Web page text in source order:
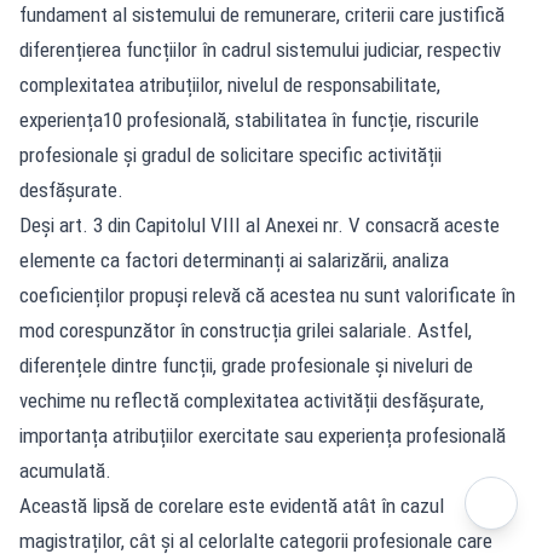
fundament al sistemului de remunerare, criterii care justifică
diferențierea funcțiilor în cadrul sistemului judiciar, respectiv
complexitatea atribuțiilor, nivelul de responsabilitate,
experiența10 profesională, stabilitatea în funcție, riscurile
profesionale și gradul de solicitare specific activității
desfășurate.
Deși art. 3 din Capitolul VIII al Anexei nr. V consacră aceste
elemente ca factori determinanți ai salarizării, analiza
coeficienților propuși relevă că acestea nu sunt valorificate în
mod corespunzător în construcția grilei salariale. Astfel,
diferențele dintre funcții, grade profesionale și niveluri de
vechime nu reflectă complexitatea activității desfășurate,
importanța atribuțiilor exercitate sau experiența profesională
acumulată.
Această lipsă de corelare este evidentă atât în cazul
magistraților, cât și al celorlalte categorii profesionale care